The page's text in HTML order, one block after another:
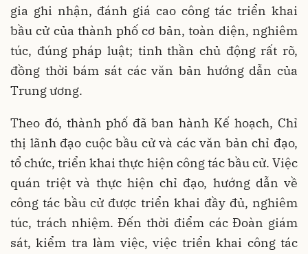
gia ghi nhận, đánh giá cao công tác triển khai
bầu cử của thành phố cơ bản, toàn diện, nghiêm
túc, đúng pháp luật; tinh thần chủ động rất rõ,
đồng thời bám sát các văn bản hướng dẫn của
Trung ương.
Theo đó, thành phố đã ban hành Kế hoạch, Chỉ
thị lãnh đạo cuộc bầu cử và các văn bản chỉ đạo,
tổ chức, triển khai thực hiện công tác bầu cử. Việc
quán triệt và thực hiện chỉ đạo, hướng dẫn về
công tác bầu cử được triển khai đầy đủ, nghiêm
túc, trách nhiệm. Đến thời điểm các Đoàn giám
sát, kiểm tra làm việc, việc triển khai công tác